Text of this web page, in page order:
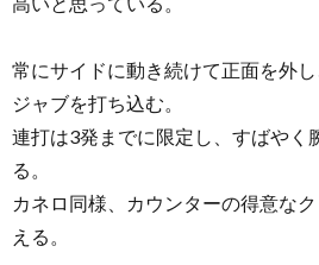
常にサイドに動き続けて正面を外
ジャブを打ち込む。
連打は3発までに限定し、すばやく
る。
カネロ同様、カウンターの得意な
える。